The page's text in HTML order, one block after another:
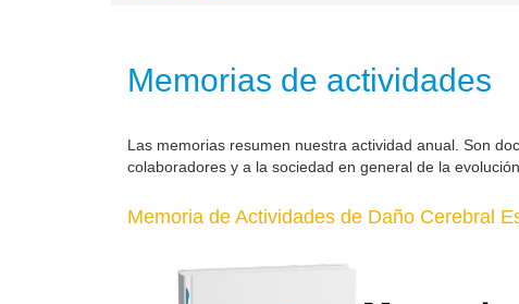
Memorias de actividades
Las memorias resumen nuestra actividad anual. Son
colaboradores y a la sociedad en general de la
Memoria de Actividades de Daño Cerebral